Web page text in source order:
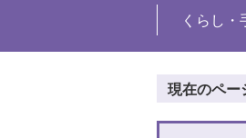
くらし・
現在のペー